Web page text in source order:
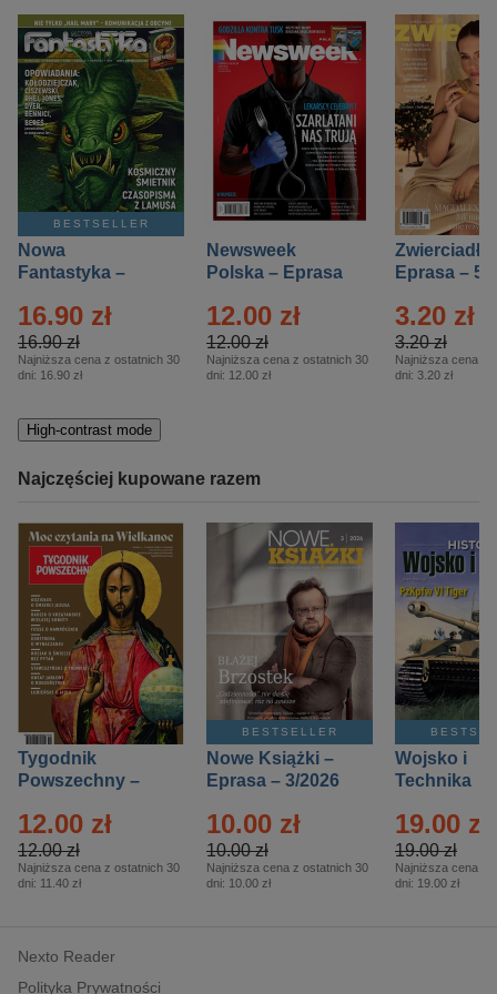
BESTSELLER
Nowa
Fantastyka –
16.90 zł
16.90 zł
Najniższa cena z ostatnich 30
dni: 16.90 zł
Newsweek
Polska – Eprasa
12.00 zł
12.00 zł
Najniższa cena z ostatnich 30
dni: 12.00 zł
Zwierciadło
Eprasa – 5/
3.20 zł
3.20 zł
Najniższa cena z
dni: 3.20 zł
High-contrast mode
Najczęściej kupowane razem
Tygodnik
Powszechny –
12.00 zł
12.00 zł
Najniższa cena z ostatnich 30
dni: 11.40 zł
BESTSELLER
Nowe Książki –
Eprasa – 3/2026
10.00 zł
10.00 zł
Najniższa cena z ostatnich 30
dni: 10.00 zł
Wojsko i
Technika
– 2/2026
19.00 zł
19.00 zł
Najniższa cena z
dni: 19.00 zł
Nexto Reader
Polityka Prywatności